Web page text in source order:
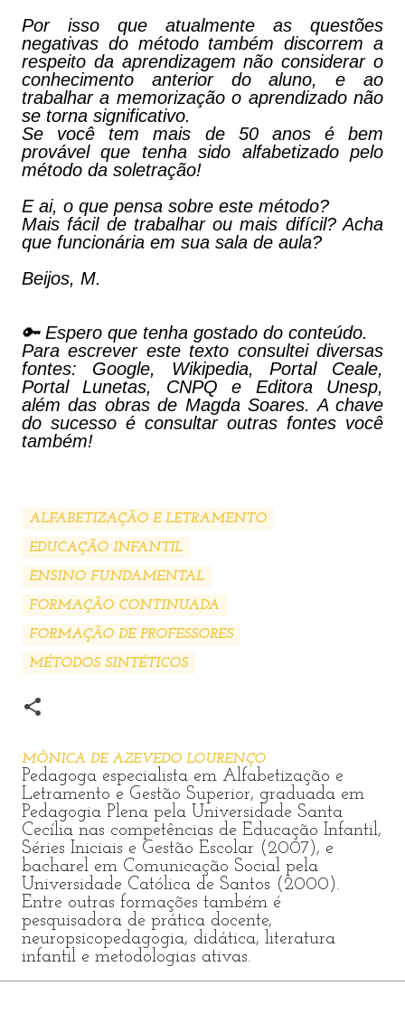
Por isso que atualmente as questões
negativas do método também discorrem a
respeito da aprendizagem não considerar o
conhecimento anterior do aluno, e ao
trabalhar a memorização o aprendizado não
se torna significativo.
Se você tem mais de 50 anos é bem
provável que tenha sido alfabetizado pelo
método da soletração!
E ai, o que pensa sobre este método?
Mais fácil de trabalhar ou mais difícil? Acha
que funcionária em sua sala de aula?
Beijos, M.
🔑 Espero que tenha gostado do conteúdo.
Para escrever este texto consultei diversas
fontes: Google, Wikipedia, Portal Ceale,
Portal Lunetas, CNPQ e Editora Unesp,
além das obras de Magda Soares. A chave
do sucesso é consultar outras fontes você
também!
ALFABETIZAÇÃO E LETRAMENTO
EDUCAÇÃO INFANTIL
ENSINO FUNDAMENTAL
FORMAÇÃO CONTINUADA
FORMAÇÃO DE PROFESSORES
MÉTODOS SINTÉTICOS
MÔNICA DE AZEVEDO LOURENÇO
Pedagoga especialista em Alfabetização e
Letramento e Gestão Superior, graduada em
Pedagogia Plena pela Universidade Santa
Cecília nas competências de Educação Infantil,
Séries Iniciais e Gestão Escolar (2007), e
bacharel em Comunicação Social pela
Universidade Católica de Santos (2000).
Entre outras formações também é
pesquisadora de prática docente,
neuropsicopedagogia, didática, literatura
infantil e metodologias ativas.